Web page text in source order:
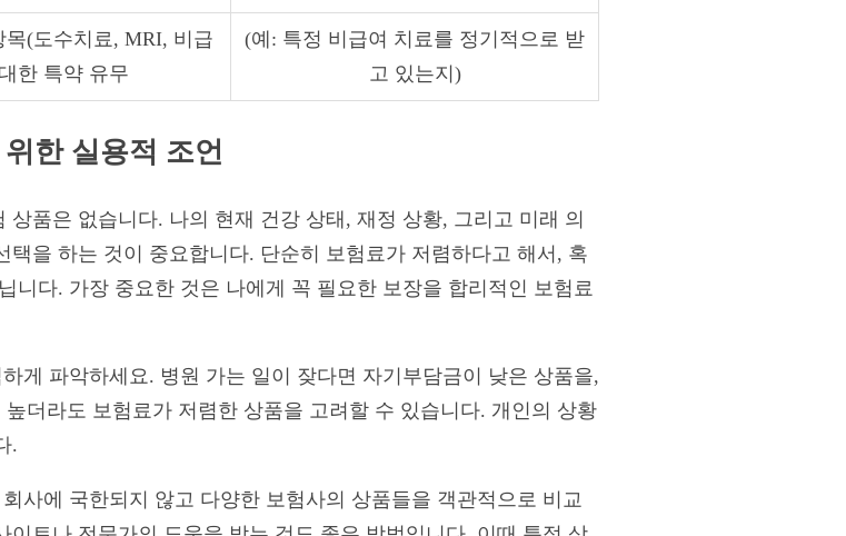
(도수치료, MRI, 비급
한 특약 유무
(예: 특정 비급여 치료를 정기적으로 받
고 있는지)
한 실용적 조언
품은 없습니다. 나의 현재 건강 상태, 재정 상황, 그리고 미래 의
택을 하는 것이 중요합니다. 단순히 보험료가 저렴하다고 해서, 혹
니다. 가장 중요한 것은 나에게 꼭 필요한 보장을 합리적인 보험료
게 파악하세요. 병원 가는 일이 잦다면 자기부담금이 낮은 상품을,
더라도 보험료가 저렴한 상품을 고려할 수 있습니다. 개인의 상황
.
사에 국한되지 않고 다양한 보험사의 상품들을 객관적으로 비교